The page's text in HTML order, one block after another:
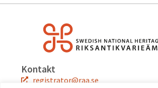
Kontakt
registrator@raa.se